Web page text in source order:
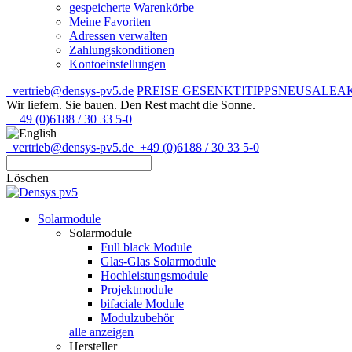
gespeicherte Warenkörbe
Meine Favoriten
Adressen verwalten
Zahlungskonditionen
Kontoeinstellungen
vertrieb@densys-pv5.de PREISE GESENKT!TIPPSNEUSALE
Wir liefern. Sie bauen. Den Rest macht die Sonne.
+49 (0)6188 / 30 33 5-0
vertrieb@densys-pv5.de +49 (0)6188 / 30 33 5-0
Löschen
Solarmodule
Solarmodule
Full black Module
Glas-Glas Solarmodule
Hochleistungsmodule
Projektmodule
bifaciale Module
Modulzubehör
alle anzeigen
Hersteller